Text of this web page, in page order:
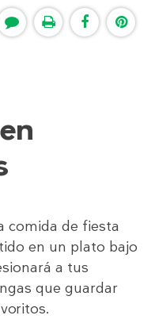
comida de fiesta
en un plato bajo
a tus
que guardar